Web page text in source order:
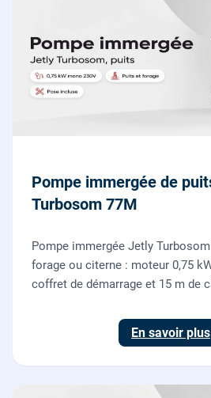
Pompe immergée de
Turbosom 77M
Pompe immergée Jetly
forage ou citerne : moteur 0,75
coffret de démarrage et 15 m de
et posée par nos plombiers.
En savoir plus